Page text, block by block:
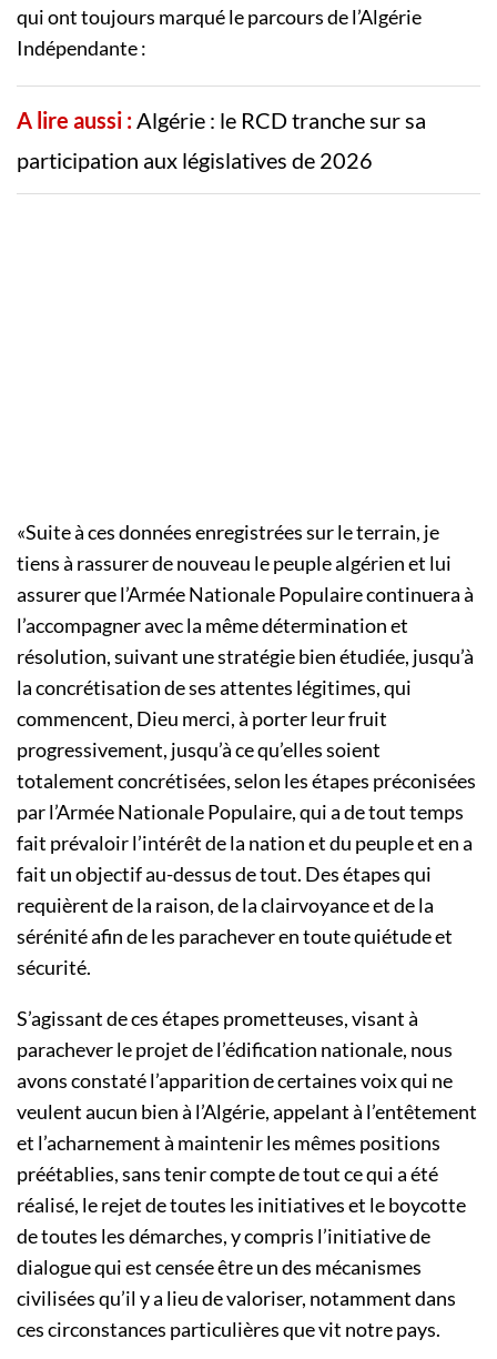
qui ont toujours marqué le parcours de l’Algérie
Indépendante :
A lire aussi :Algérie : le RCD tranche sur sa
participation aux législatives de 2026
«Suite à ces données enregistrées sur le terrain, je
tiens à rassurer de nouveau le peuple algérien et lui
assurer que l’Armée Nationale Populaire continuera à
l’accompagner avec la même détermination et
résolution, suivant une stratégie bien étudiée, jusqu’à
la concrétisation de ses attentes légitimes, qui
commencent, Dieu merci, à porter leur fruit
progressivement, jusqu’à ce qu’elles soient
totalement concrétisées, selon les étapes préconisées
par l’Armée Nationale Populaire, qui a de tout temps
fait prévaloir l’intérêt de la nation et du peuple et en a
fait un objectif au-dessus de tout. Des étapes qui
requièrent de la raison, de la clairvoyance et de la
sérénité afin de les parachever en toute quiétude et
sécurité.
S’agissant de ces étapes prometteuses, visant à
parachever le projet de l’édification nationale, nous
avons constaté l’apparition de certaines voix qui ne
veulent aucun bien à l’Algérie, appelant à l’entêtement
et l’acharnement à maintenir les mêmes positions
préétablies, sans tenir compte de tout ce qui a été
réalisé, le rejet de toutes les initiatives et le boycotte
de toutes les démarches, y compris l’initiative de
dialogue qui est censée être un des mécanismes
civilisées qu’il y a lieu de valoriser, notamment dans
ces circonstances particulières que vit notre pays.